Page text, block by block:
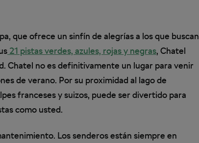
que ofrece un sinfín de alegrías a los que buscan
21 pistas verdes, azules, rojas y negras, Chatel
Chatel no es definitivamente un lugar para venir
de verano. Por su proximidad al lago de
franceses y suizos, puede ser divertido para
como usted.
Los senderos están siempre en